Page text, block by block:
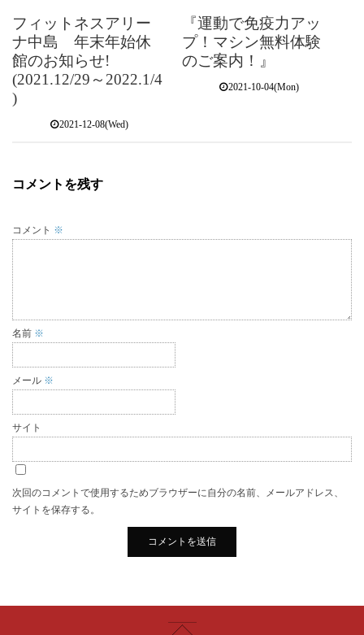
フィットネスアリー
ナ中島 年末年始休
館のお知らせ!
(2021.12/29～2022.1/4
)
2021-12-08(Wed)
『運動で免疫力アッ
プ！マシン無料体験
のご案内！』
2021-10-04(Mon)
コメントを残す
コメント ※
名前 ※
メール ※
サイト
次回のコメントで使用するためブラウザーに自分の名前、メールアドレス、
サイトを保存する。